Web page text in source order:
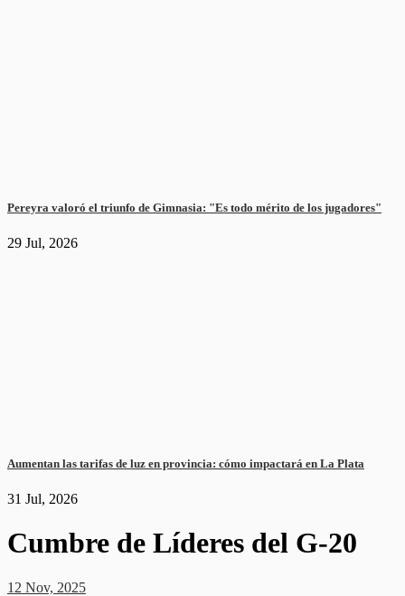
Pereyra valoró el triunfo de Gimnasia: "Es todo mérito de los jugadores"
29 Jul, 2026
Aumentan las tarifas de luz en provincia: cómo impactará en La Plata
31 Jul, 2026
Cumbre de Líderes del G-20
12 Nov, 2025